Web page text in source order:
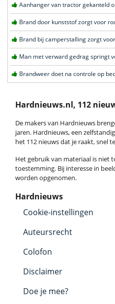
Aanhanger van tractor gekanteld
Brand door kunststof zorgt voor
Brand bij camperstalling zorgt
Hardnieuws.nl, 112
De makers van Hardnieuws
jaren. Hardnieuws, een
het 112 nieuws dat je raakt, snel
Het gebruik van materiaal is niet
toestemming. Bij interesse in
worden opgenomen.
Hardnieuws
Cookie-instellingen
Auteursrecht
Colofon
Disclaimer
Doe je mee?